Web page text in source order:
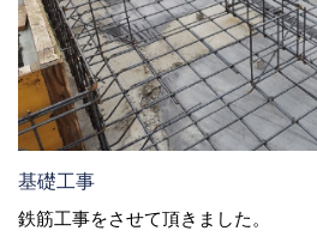
基礎工事
鉄筋工事をさせて頂きました。